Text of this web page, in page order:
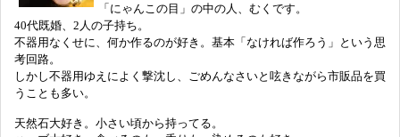
「にゃんこの目」の中の人、むくです。
40代既婚、2人の子持ち。
不器用なくせに、何か作るのが好き。基本「なければ作ろう」という思
考回路。
しかし不器用ゆえによく撃沈し、ごめんなさいと呟きながら市販品を買
うことも多い。
天然石大好き。小さい頃から持ってる。